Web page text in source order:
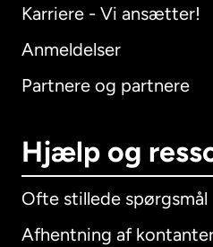
Karriere - Vi ansætter!
Anmeldelser
Partnere og partnere
Hjælp og
Ofte stillede spørgsmål
Afhentning af